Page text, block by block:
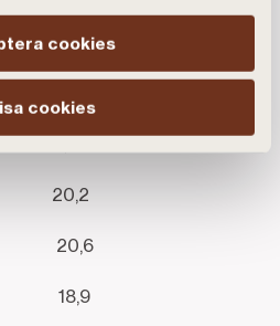
cookies
cookies
21,3
20,6
18,9